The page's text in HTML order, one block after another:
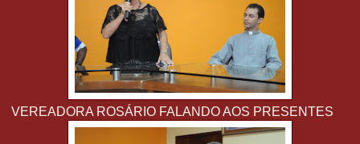
VEREADORA ROSÁRIO FALANDO AOS PRESENTES